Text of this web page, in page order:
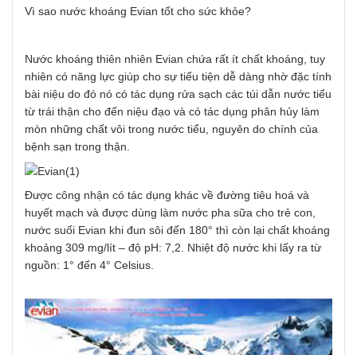
Vì sao nước khoáng Evian tốt cho sức khỏe?
Nước khoáng thiên nhiên Evian chứa rất ít chất khoáng, tuy
nhiên có năng lực giúp cho sự tiểu tiện dễ dàng nhờ đặc tính
bài niệu do đó nó có tác dụng rửa sạch các túi dẫn nước tiểu
từ trái thận cho đến niệu đạo và có tác dụng phân hủy làm
mòn những chất vôi trong nước tiểu, nguyên do chính của
bệnh sạn trong thận.
Được công nhận có tác dụng khác về đường tiêu hoá và
huyết mạch và được dùng làm nước pha sữa cho trẻ con,
nước suối Evian khi đun sôi đến 180° thì còn lại chất khoáng
khoảng 309 mg/lít – độ pH: 7,2. Nhiệt độ nước khi lấy ra từ
nguồn: 1° đến 4° Celsius.